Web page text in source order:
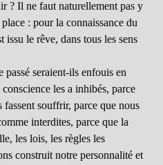
? Il ne faut naturellement pas y
: pour la connaissance du
issu le rêve, dans tous les sens
passé seraient-ils enfouis en
les a inhibés, parce
fassent souffrir, parce que nous
interdites, parce que la
les lois, les règles les
construit notre personnalité et